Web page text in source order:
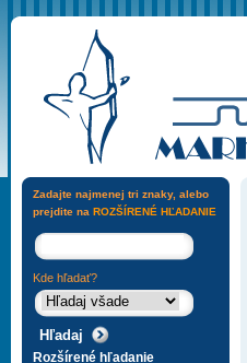
Zadajte najmenej tri znaky, alebo
prejdite na ROZŠÍRENÉ HĽADANIE
Kde hľadať?
Rozšírené hľadanie